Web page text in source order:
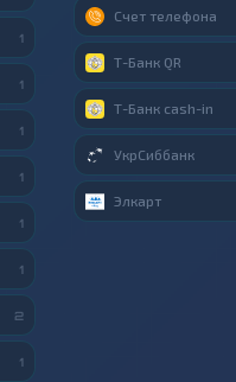
1
1
1
1
1
1
2
1
Счет телефона
Т-Банк QR
Т-Банк cash-in
УкрСиббанк
Элкарт